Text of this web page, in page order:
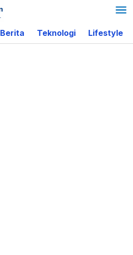
Berita Teknologi Lifestyle